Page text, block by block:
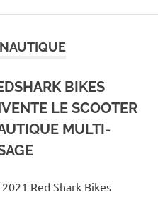
BIKES
LE SCOOTER
MULTI-
2021 Red Shark Bikes